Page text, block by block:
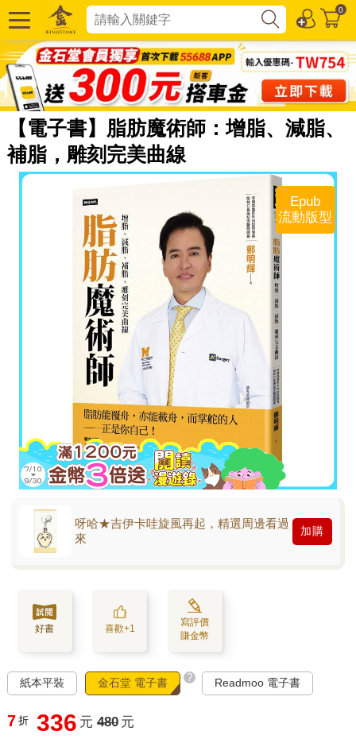
0
【電子書】脂肪魔術師：增脂、減脂、
補脂，雕刻完美曲線
Epub
流動版型
呀哈★吉伊卡哇旋風再起，精選周邊看過
來
加購
好書 喜歡+1
寫評價
賺金幣
紙本平裝 金石堂 電子書 ? Readmoo 電子書
7 折 336 元 480 元